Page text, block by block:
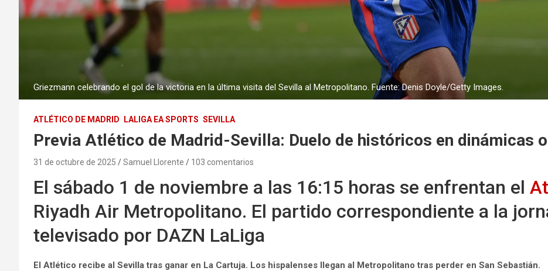
Griezmann celebrando el gol de la victoria en la última visita del Sevilla al Metropolitano. Fuente: Denis Doyle/Getty Images.
ATLÉTICO DE MADRID LALIGA EA SPORTS SEVILLA
Previa Atlético de Madrid-Sevilla: Duelo de históricos en dinámicas
31 de octubre de 2025 Samuel Llorente 103 comentarios
El sábado 1 de noviembre a las 16:15 horas se enfrentan el
Riyadh Air Metropolitano. El partido correspondiente a la
televisado por DAZN LaLiga
El Atlético recibe al Sevilla tras ganar en La Cartuja. Los hispalenses llegan al Metropolitano tras perder en San Sebastián.